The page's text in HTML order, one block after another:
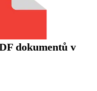
dokumentů v